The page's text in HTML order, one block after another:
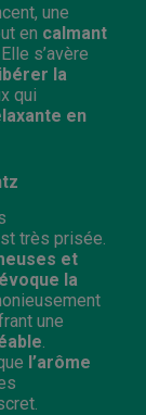
une
en calmant
. Elle s’avère
la
qui
en
très prisée.
et
la
une
l’arôme